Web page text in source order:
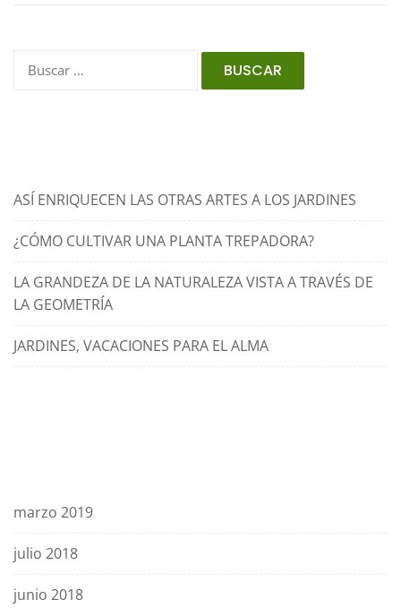
ASÍ ENRIQUECEN LAS OTRAS ARTES A LOS JARDINES
¿CÓMO CULTIVAR UNA PLANTA TREPADORA?
LA GRANDEZA DE LA NATURALEZA VISTA A TRAVÉS DE
LA GEOMETRÍA
JARDINES, VACACIONES PARA EL ALMA
marzo 2019
julio 2018
junio 2018